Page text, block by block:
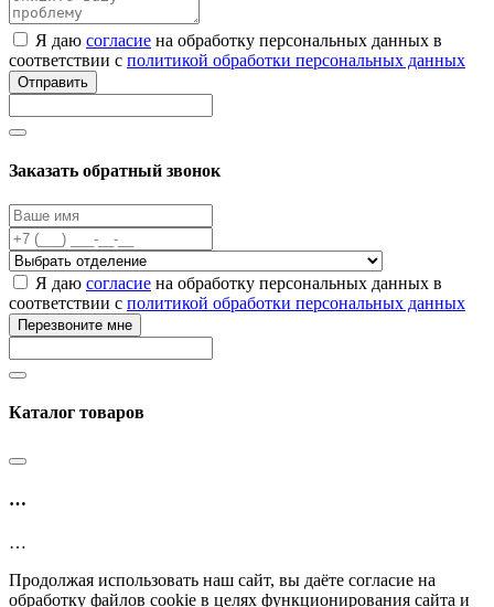
Я даю согласие на обработку персональных данных в
соответствии с политикой обработки персональных данных
Отправить
Заказать обратный звонок
Я даю согласие на обработку персональных данных в
соответствии с политикой обработки персональных данных
Перезвоните мне
Каталог товаров
…
…
Продолжая использовать наш сайт, вы даёте согласие на
обработку файлов cookie в целях функционирования сайта и